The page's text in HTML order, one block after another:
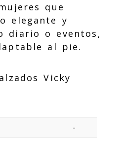
que
elegante y
diario o eventos,
al pie.
Vicky
-